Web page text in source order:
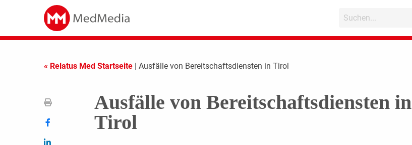
« Relatus Med Startseite | Ausfälle von Bereitschaftsdiensten in Tirol
Ausfälle von Bereitschaftsdiensten in
Tirol